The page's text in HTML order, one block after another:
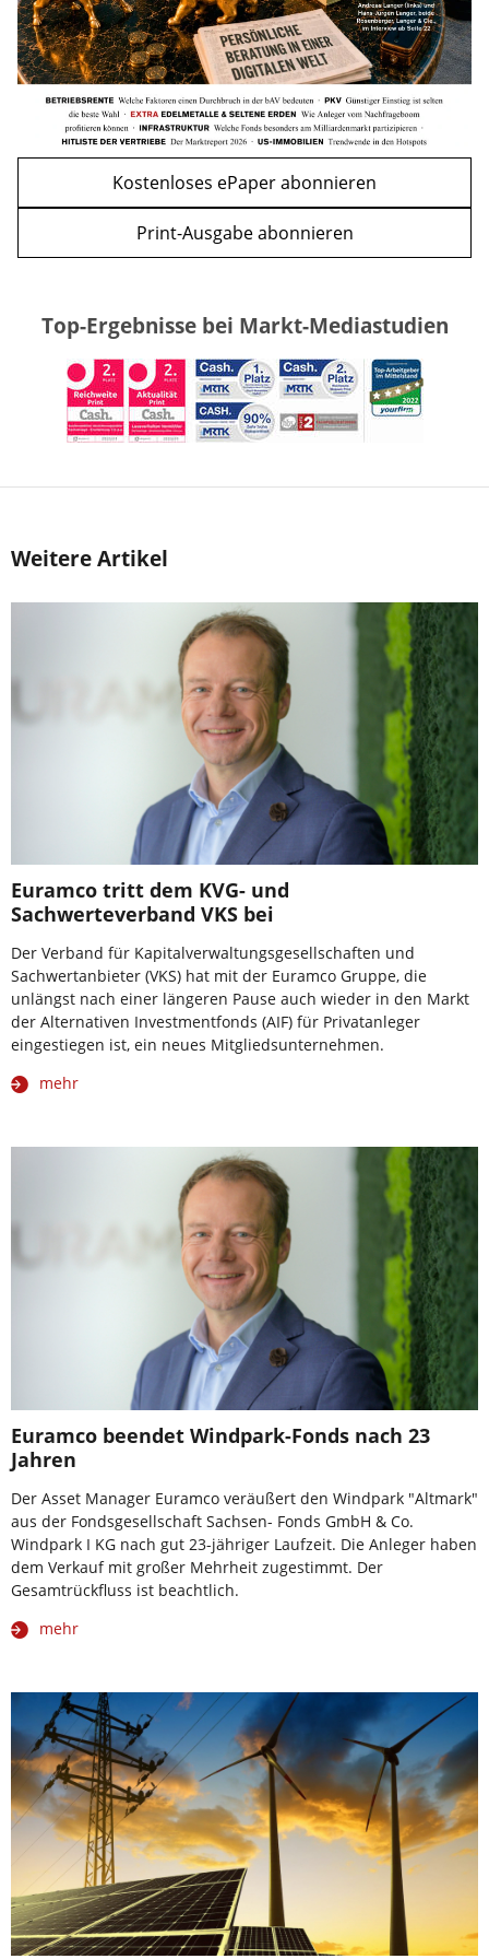
Kostenloses ePaper abonnieren
Print-Ausgabe abonnieren
Top-Ergebnisse bei Markt-Mediastudien
Weitere Artikel
Euramco tritt dem KVG- und
Sachwerteverband VKS bei
Der Verband für Kapitalverwaltungsgesellschaften und
Sachwertanbieter (VKS) hat mit der Euramco Gruppe, die
unlängst nach einer längeren Pause auch wieder in den Markt
der Alternativen Investmentfonds (AIF) für Privatanleger
eingestiegen ist, ein neues Mitgliedsunternehmen.
mehr
Euramco beendet Windpark-Fonds nach 23
Jahren
Der Asset Manager Euramco veräußert den Windpark "Altmark"
aus der Fondsgesellschaft Sachsen- Fonds GmbH & Co.
Windpark I KG nach gut 23-jähriger Laufzeit. Die Anleger haben
dem Verkauf mit großer Mehrheit zugestimmt. Der
Gesamtrückfluss ist beachtlich.
mehr